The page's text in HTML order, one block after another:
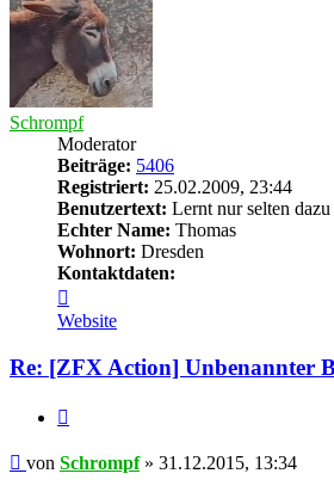
Schrompf
Moderator
Beiträge: 5406
Registriert: 25.02.2009, 23:44
Benutzertext: Lernt nur selten dazu
Echter Name: Thomas
Wohnort: Dresden
Kontaktdaten:
von
Schrompf
Website
Re: [ZFX Action] Unbenannter
Beitrag
von Schrompf» 31.12.2015, 13:34